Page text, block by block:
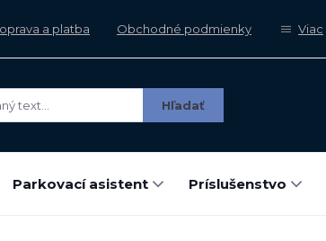
a platba Obchodné podmienky Viac
Hľadať
Parkovací asistent Príslušenstvo